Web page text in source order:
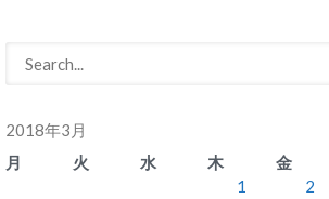
2018年3月
月
火 水 木 金
1
2